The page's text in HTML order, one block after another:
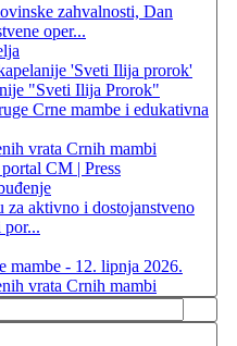
zahvalnosti, Dan
oper...
'Sveti Ilija prorok'
Crne mambe i edukativna
CM | Press
za aktivno i dostojanstveno
mambe - 12. lipnja 2026.